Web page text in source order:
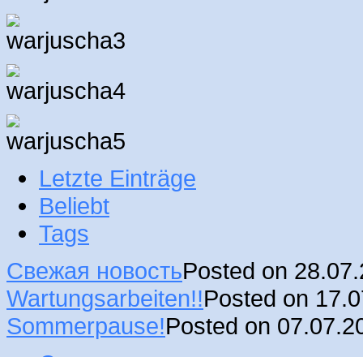
Letzte Einträge
Beliebt
Tags
Свежая новостьPosted on
Wartungsarbeiten!!Posted on
Sommerpause!Posted on